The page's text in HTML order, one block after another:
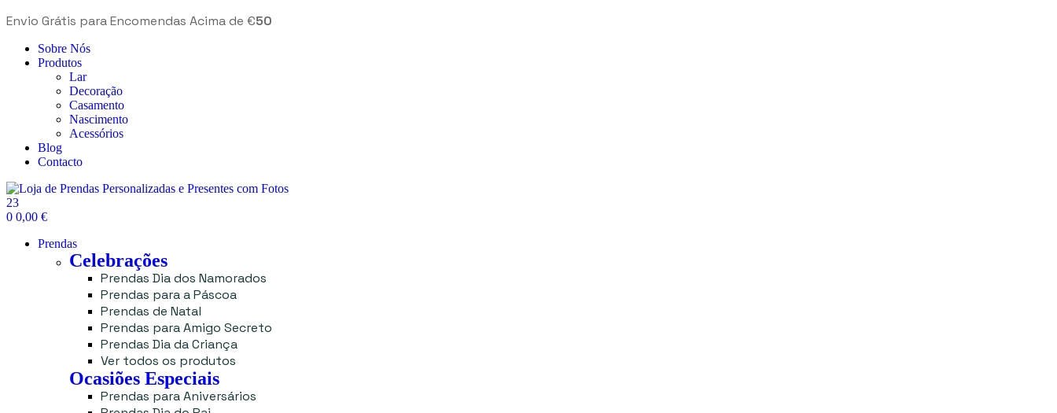
Envio Grátis para Encomendas Acima de €50
Sobre Nós
Produtos
Lar
Decoração
Casamento
Nascimento
Acessórios
Blog
Contacto
23
0 0,00 €
Prendas
Celebrações
Prendas Dia dos Namorados
Prendas para a Páscoa
Prendas de Natal
Prendas para Amigo Secreto
Prendas Dia da Criança
Ver todos os produtos
Ocasiões Especiais
Prendas para Aniversários